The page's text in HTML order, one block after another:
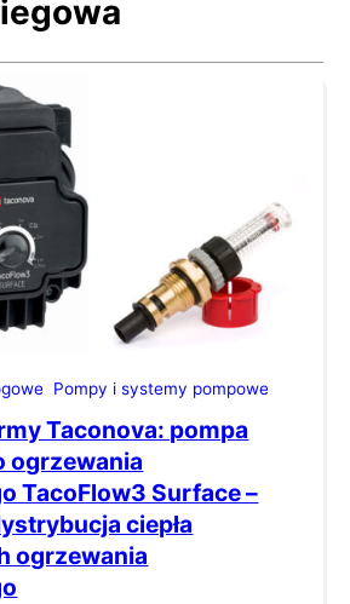
Pompy i systemy pompowe
Taconova: pompa
ogrzewania
TacoFlow3 Surface –
ciepła
ogrzewania